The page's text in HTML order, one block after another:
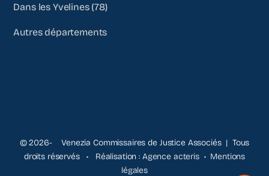
Dans les Yvelines (78)
Autres départements
© 2026- Venezia Commissaires de Justice Associés | Tous
droits réservés • Réalisation : Agence acteris• Mentions
légales